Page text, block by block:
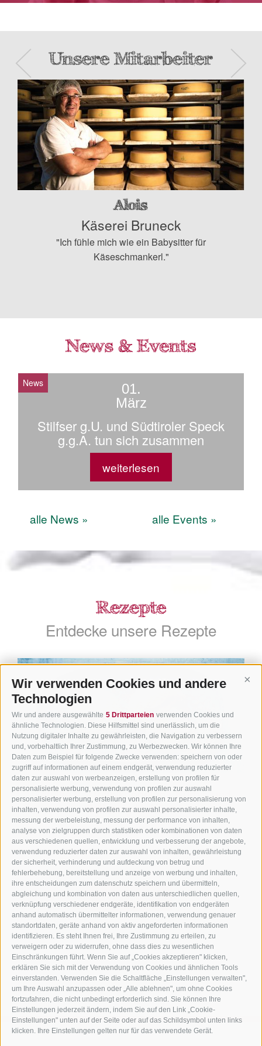
Wir verwenden Cookies und andere
Technologien
Wir und andere ausgewählte 5 Drittparteien verwenden Cookies und
ähnliche Technologien. Diese Hilfsmittel sind unerlässlich, um die
Nutzung digitaler Inhalte zu gewährleisten, die Navigation zu verbessern
und, vorbehaltlich Ihrer Zustimmung, zu Werbezwecken. Wir können Ihre
Daten zum Beispiel für folgende Zwecke verwenden: speichern von oder
zugriff auf informationen auf einem endgerät, verwendung reduzierter
daten zur auswahl von werbeanzeigen, erstellung von profilen für
personalisierte werbung, verwendung von profilen zur auswahl
personalisierter werbung, erstellung von profilen zur personalisierung von
inhalten, verwendung von profilen zur auswahl personalisierter inhalte,
messung der werbeleistung, messung der performance von inhalten,
analyse von zielgruppen durch statistiken oder kombinationen von daten
aus verschiedenen quellen, entwicklung und verbesserung der angebote,
verwendung reduzierter daten zur auswahl von inhalten, gewährleistung
der sicherheit, verhinderung und aufdeckung von betrug und
fehlerbehebung, bereitstellung und anzeige von werbung und inhalten,
ihre entscheidungen zum datenschutz speichern und übermitteln,
abgleichung und kombination von daten aus unterschiedlichen quellen,
verknüpfung verschiedener endgeräte, identifikation von endgeräten
anhand automatisch übermittelter informationen, verwendung genauer
standortdaten, geräte anhand von aktiv angeforderten informationen
identifizieren. Es steht Ihnen frei, Ihre Zustimmung zu erteilen, zu
verweigern oder zu widerrufen, ohne dass dies zu wesentlichen
Einschränkungen führt. Wenn Sie auf „Cookies akzeptieren" klicken,
erklären Sie sich mit der Verwendung von Cookies und ähnlichen Tools
einverstanden. Verwenden Sie die Schaltfläche „Einstellungen verwalten",
um Ihre Auswahl anzupassen oder „Alle ablehnen", um ohne Cookies
fortzufahren, die nicht unbedingt erforderlich sind. Sie können Ihre
Einstellungen jederzeit ändern, indem Sie auf den Link „Cookie-
Einstellungen" unten auf der Seite oder auf das Schildsymbol unten links
klicken. Ihre Einstellungen gelten nur für das verwendete Gerät.
Die Herstellung
Das Konsortium
Rezepte
News & Events
Kontakt
Käserei Bruneck
"Ich fühle mich wie ein Babysitter für
Käseschmankerl."
News
01.
März
Stilfser g.U. und Südtiroler Speck
g.g.A. tun sich zusammen
weiterlesen
alle News » alle Events »
Entdecke unsere Rezepte
Gefüllte Kartoffelknödel mit Kürbis und
Stilfser g.U. Käse
Die geschälten Kartoffeln in einen Topf
mit kaltem Wasser geben, zum Kochen
bringen und ca. 20-25 Minuten garen, bis
die Kartoffeln weich gekocht ...
weiterlesen
Schau dir alle Rezepte an »